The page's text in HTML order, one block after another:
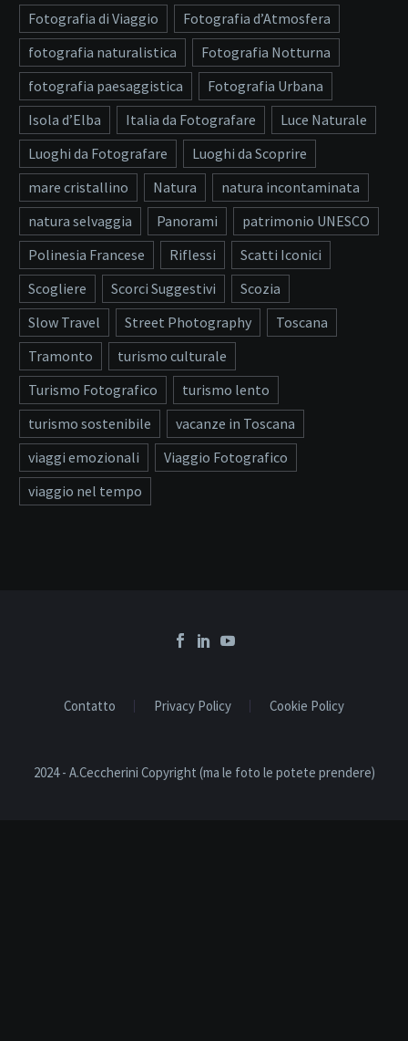
Fotografia di Viaggio
Fotografia d’Atmosfera
fotografia naturalistica
Fotografia Notturna
fotografia paesaggistica
Fotografia Urbana
Isola d’Elba
Italia da Fotografare
Luce Naturale
Luoghi da Fotografare
Luoghi da Scoprire
mare cristallino
Natura
natura incontaminata
natura selvaggia
Panorami
patrimonio UNESCO
Polinesia Francese
Riflessi
Scatti Iconici
Scogliere
Scorci Suggestivi
Scozia
Slow Travel
Street Photography
Toscana
Tramonto
turismo culturale
Turismo Fotografico
turismo lento
turismo sostenibile
vacanze in Toscana
viaggi emozionali
Viaggio Fotografico
viaggio nel tempo
Contatto Privacy Policy Cookie Policy
2024 - A.Ceccherini Copyright (ma le foto le potete prendere)